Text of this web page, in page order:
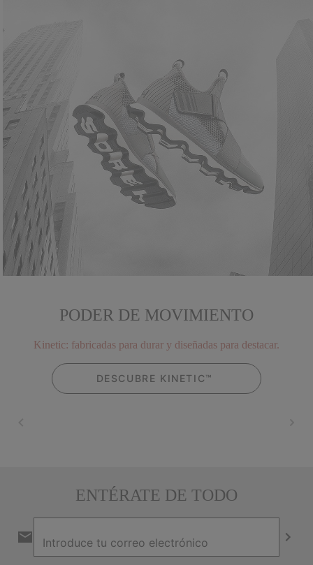
PODER DE MOVIMIENTO
Kinetic: fabricadas para durar y diseñadas para destacar.
DESCUBRE KINETIC™
ENTÉRATE DE TODO
de
correo